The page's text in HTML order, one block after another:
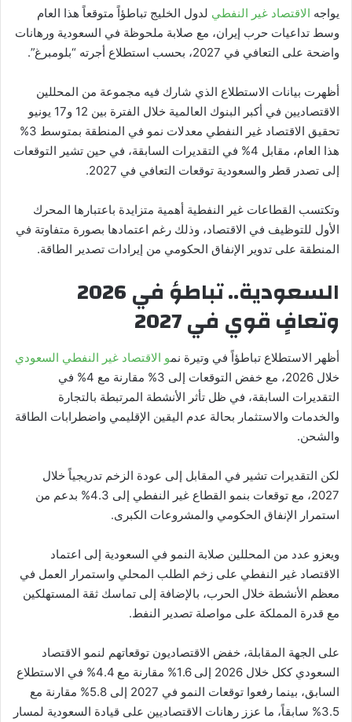
يواجه الاقتصاد غير النفطي لدول الخليج تباطؤاً متوقعاً هذا العام
وسط تداعيات حرب إيران، مع صلابة ملحوظة في السعودية ورهانات
واضحة على التعافي في 2027، بحسب استطلاع أجرته “بلومبرغ”.
أظهرت بيانات الاستطلاع الذي شارك فيه مجموعة من المحللين
الاقتصاديين في أكبر البنوك العالمية خلال الفترة بين 12 و17 يونيو
تحقيق الاقتصاد غير النفطي معدلات نمو في المنطقة بمتوسط 3%
هذا العام؜، مقابل 4%؜ في التقديرات السابقة، في حين تشير التوقعات
إلى تصدر قطر والسعودية توقعات التعافي في 2027.
وتكتسب القطاعات غير النفطية أهمية متزايدة باعتبارها المحرك
الأول للتوظيف في الاقتصاد، وذلك رغم اعتمادها بصورة متفاوتة في
المنطقة على تدوير الإنفاق الحكومي من إيرادات تصدير الطاقة.
السعودية.. تباطؤ في 2026
وتعافٍ قوي في 2027
أظهر الاستطلاع تباطؤاً في وتيرة نمو الاقتصاد غير النفطي السعودي
خلال 2026، مع خفض التوقعات إلى 3% مقارنة مع 4% في
التقديرات السابقة، في ظل تأثر الأنشطة المرتبطة بالتجارة
والخدمات والاستثمار بحالة عدم اليقين الإقليمي واضطرابات الطاقة
والشحن.
لكن التقديرات تشير في المقابل إلى عودة الزخم تدريجياً خلال
2027، مع توقعات بنمو القطاع غير النفطي إلى 4.3% بدعم من
استمرار الإنفاق الحكومي والمشروعات الكبرى.
ويعزو عدد من المحللين صلابة النمو في السعودية إلى اعتماد
الاقتصاد غير النفطي على زخم الطلب المحلي واستمرار العمل في
معظم الأنشطة خلال الحرب، بالإضافة إلى تماسك ثقة المستهلكين
مع قدرة المملكة على مواصلة تصدير النفط.
على الجهة المقابلة، خفض الاقتصاديون توقعاتهم لنمو الاقتصاد
السعودي ككل خلال 2026 إلى 1.6% مقارنة مع 4.4% في الاستطلاع
السابق، بينما رفعوا توقعات النمو في 2027 إلى 5.8% مقارنة مع
3.5% سابقاً، ما عزز رهانات الاقتصاديين على قيادة السعودية لمسار